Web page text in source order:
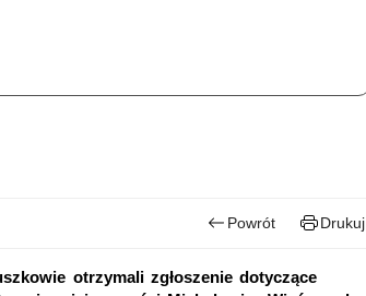
Powrót Drukuj
otrzymali zgłoszenie dotyczące